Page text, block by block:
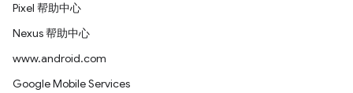
Pixel 帮助中心
Nexus 帮助中心
www.android.com
Google Mobile Services